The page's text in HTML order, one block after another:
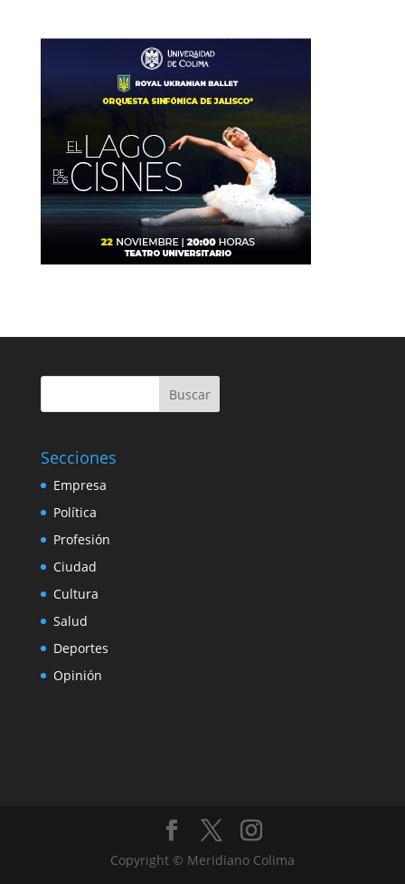
Buscar
Secciones
Empresa
Política
Profesión
Ciudad
Cultura
Salud
Deportes
Opinión
Copyright © Meridiano Colima